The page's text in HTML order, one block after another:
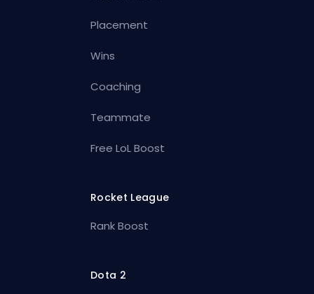
Placement
Wins
Coaching
Teammate
Free LoL Boost
Rocket League
Rank Boost
Dota 2